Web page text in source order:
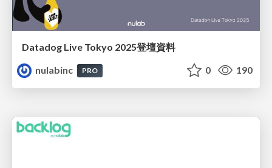
Datadog Live Tokyo 2025登壇資料
nulabinc
PRO 0 190